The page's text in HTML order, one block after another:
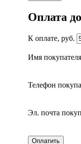
Оплата
К оплате, руб.
Имя покупателя
Телефон
Эл. почта